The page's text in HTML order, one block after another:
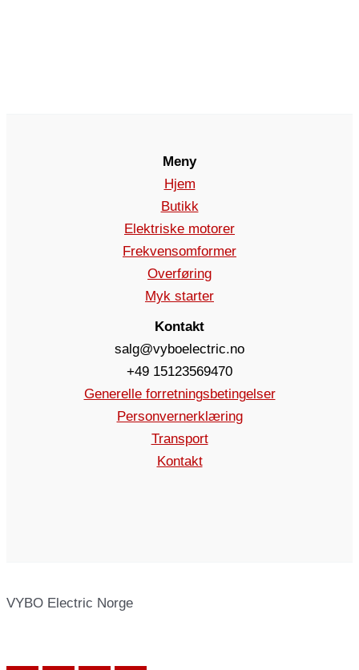
Meny
Hjem
Butikk
Elektriske motorer
Frekvensomformer
Overføring
Myk starter
Kontakt
salg@vyboelectric.no
+49 15123569470
Generelle forretningsbetingelser
Personvernerklæring
Transport
Kontakt
VYBO Electric Norge